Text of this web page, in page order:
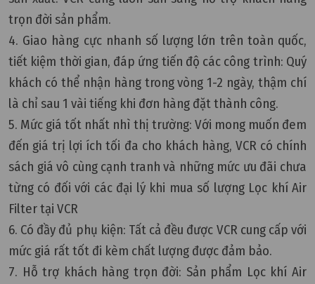
trọn đời sản phẩm.
4. Giao hàng cực nhanh số lượng lớn trên toàn quốc,
tiết kiệm thời gian, đáp ứng tiến độ các công trình: Quý
khách có thể nhận hàng trong vòng 1-2 ngày, thậm chí
là chỉ sau 1 vài tiếng khi đơn hàng đặt thành công.
5. Mức giá tốt nhất nhì thị trường: Với mong muốn đem
đến giá trị lợi ích tối đa cho khách hàng, VCR có chính
sách giá vô cùng cạnh tranh và những mức ưu đãi chưa
từng có đối với các đại lý khi mua số lượng Lọc khí Air
Filter tại VCR
6. Có đầy đủ phụ kiện: Tất cả đều được VCR cung cấp với
mức giá rất tốt đi kèm chất lượng được đảm bảo.
7. Hỗ trợ khách hàng trọn đời: Sản phẩm Lọc khí Air